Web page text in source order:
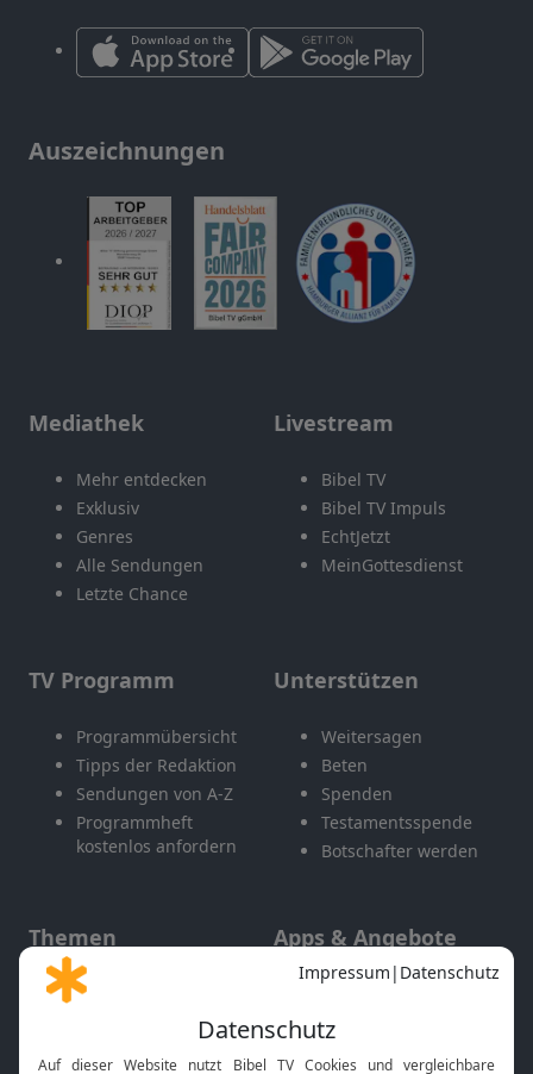
Auszeichnungen
Mediathek
Mehr entdecken
Exklusiv
Genres
Alle Sendungen
Letzte Chance
Livestream
Bibel TV
Bibel TV Impuls
EchtJetzt
MeinGottesdienst
TV Programm
Programmübersicht
Tipps der Redaktion
Sendungen von A-Z
Programmheft
kostenlos anfordern
Unterstützen
Weitersagen
Beten
Spenden
Testamentsspende
Botschafter werden
Themen
Gott und Bibel erklärt
Apps & Angebote
Mobile App